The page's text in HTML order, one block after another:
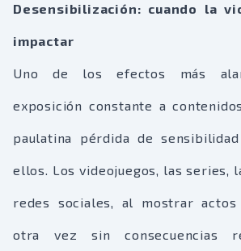
Desensibilización: cuando la
impactar
Uno de los efectos más
exposición constante a
paulatina pérdida de
ellos. Los videojuegos, las series,
redes sociales, al mostrar
otra vez sin consecuencias